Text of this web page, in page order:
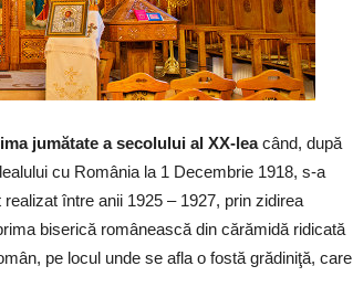
jumătate a secolului al XX-leacând, după
cu România la 1 Decembrie 1918, s-a
între anii 1925 – 1927, prin zidirea
biserică românească din cărămidă ridicată
pe locul unde se afla o fostă grădiniţă, care